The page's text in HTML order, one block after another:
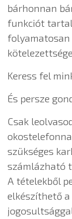
bárhonnan
funkciót
folyamatosan
Keress fel
És persze
Csak
szükséges
számlázható
A tételekből
elkészíthető